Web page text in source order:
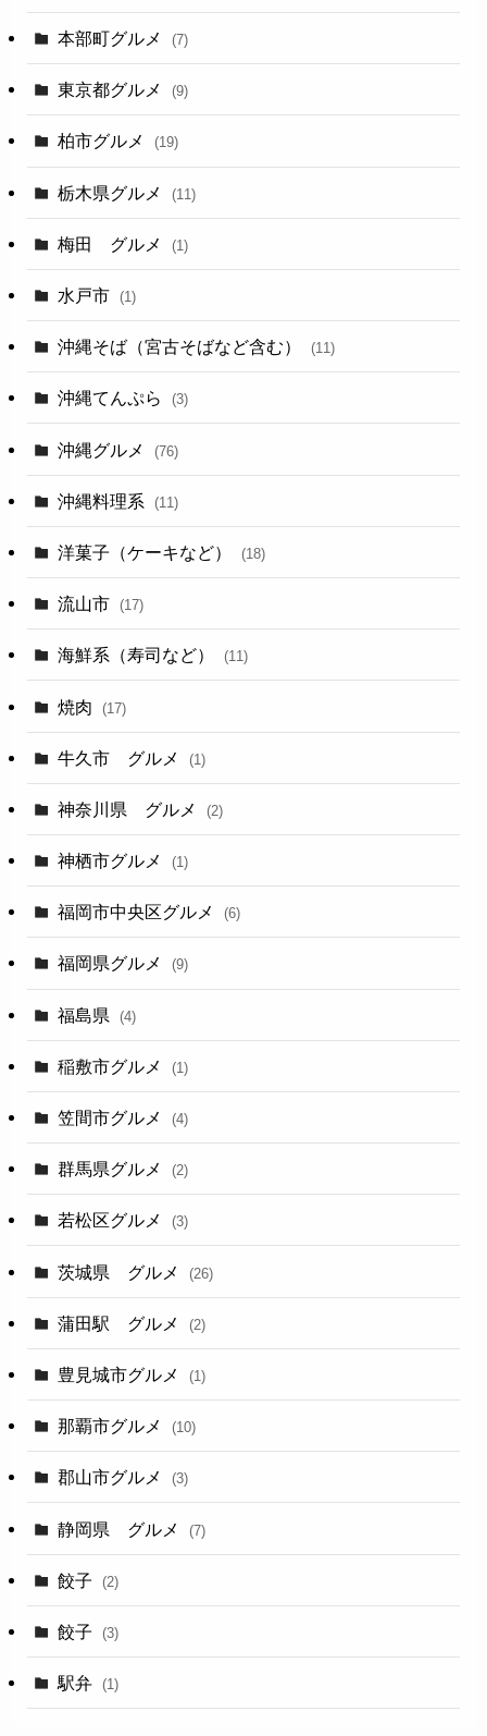
本部町グルメ (7)
東京都グルメ (9)
柏市グルメ (19)
栃木県グルメ (11)
梅田 グルメ (1)
水戸市 (1)
沖縄そば（宮古そばなど含む） (11)
沖縄てんぷら (3)
沖縄グルメ (76)
沖縄料理系 (11)
洋菓子（ケーキなど） (18)
流山市 (17)
海鮮系（寿司など） (11)
焼肉 (17)
牛久市 グルメ (1)
神奈川県 グルメ (2)
神栖市グルメ (1)
福岡市中央区グルメ (6)
福岡県グルメ (9)
福島県 (4)
稲敷市グルメ (1)
笠間市グルメ (4)
群馬県グルメ (2)
若松区グルメ (3)
茨城県 グルメ (26)
蒲田駅 グルメ (2)
豊見城市グルメ (1)
那覇市グルメ (10)
郡山市グルメ (3)
静岡県 グルメ (7)
餃子 (2)
餃子 (3)
駅弁 (1)